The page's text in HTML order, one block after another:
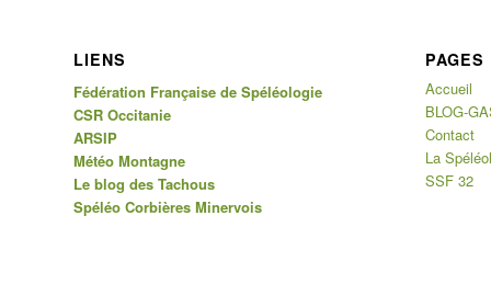
LIENS
Fédération Française de Spéléologie
CSR Occitanie
ARSIP
Météo Montagne
Le blog des Tachous
Spéléo Corbières Minervois
PAGES
Accueil
BLOG-
Contact
La
SSF 32